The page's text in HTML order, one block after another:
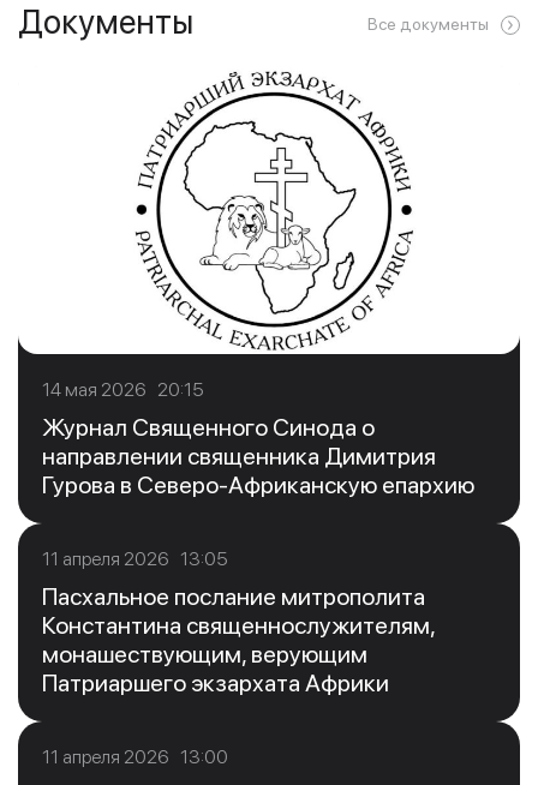
Документы Все документы
14 мая 2026 20:15
Журнал Священного Синода о
направлении священника Димитрия
Гурова в Северо-Африканскую епархию
11 апреля 2026 13:05
Пасхальное послание митрополита
Константина священнослужителям,
монашествующим, верующим
Патриаршего экзархата Африки
11 апреля 2026 13:00